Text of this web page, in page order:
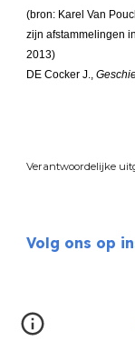
(bron: Karel Van
zijn afstammelingen
2013)
DE Cocker J.,
Verantwoordelijke
Volg ons op